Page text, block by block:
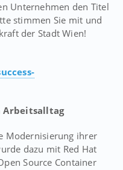
Unternehmen den Titel
stimmen Sie mit und
der Stadt Wien!
Arbeitsalltag
Modernisierung ihrer
dazu mit Red Hat
Source Container